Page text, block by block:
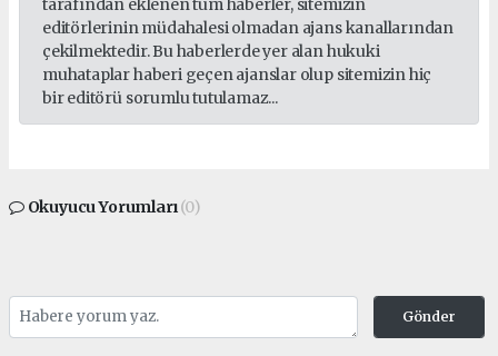
tarafından eklenen tüm haberler, sitemizin
editörlerinin müdahalesi olmadan ajans kanallarından
çekilmektedir. Bu haberlerde yer alan hukuki
muhataplar haberi geçen ajanslar olup sitemizin hiç
bir editörü sorumlu tutulamaz...
Okuyucu Yorumları(0)
Gönder